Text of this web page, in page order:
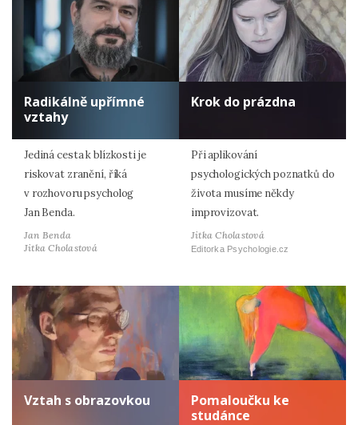
Radikálně upřímné
vztahy
Jediná cesta k blízkosti je
riskovat zranění, říká
v rozhovoru psycholog
Jan Benda.
Jan Benda
Jitka Cholastová
Krok do prázdna
Při aplikování
psychologických poznatků do
života musíme někdy
improvizovat.
Jitka Cholastová
Editorka Psychologie.cz
Vztah s obrazovkou
Pomaloučku ke
studánce